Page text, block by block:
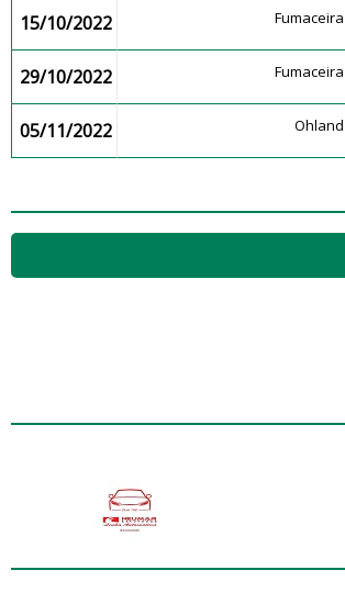
15/10/2022 Fumaceira
29/10/2022 Fumaceira
05/11/2022 Ohland